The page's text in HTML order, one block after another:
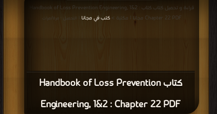
كتاب Handbook of Loss Prevention
Engineering, 1&2 : Chapter 22 PDF
قراءة و تحميل كتاب كتاب Handbook of Loss Prevention Engineering, 1&2 :
Chapter 22 PDF مجانا | مكتبة >
كتب في مجانا | التحميل : مرة/مرات